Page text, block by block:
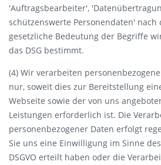
'Auftragsbearbeiter',
schützenswerte Personendaten' nach
gesetzliche Bedeutung der Begriffe
das DSG bestimmt.
(4) Wir verarbeiten
nur, soweit dies zur Bereitstellung
Webseite sowie der von uns
Leistungen erforderlich ist. Die
personenbezogener Daten erfolgt
Sie uns eine Einwilligung im Sinne
DSGVO erteilt haben oder die